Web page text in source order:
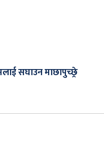
सघाउन माछापुच्छ्रे